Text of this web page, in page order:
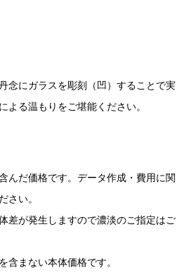
念にガラスを彫刻（凹）することで実
よる温もりをご堪能ください。
んだ価格です。データ作成・費用に関
さい。
差が発生しますので濃淡のご指定はご
まない本体価格です。